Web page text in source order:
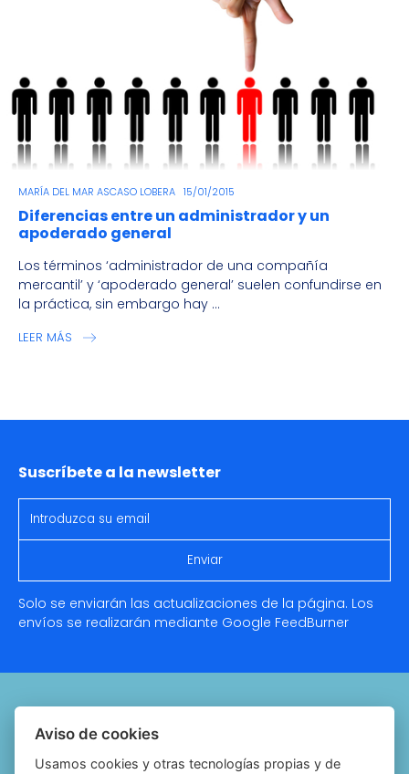
MARÍA DEL MAR ASCASO LOBERA 15/01/2015
Diferencias entre un administrador y un
apoderado general
Los términos ‘administrador de una compañía
mercantil’ y ‘apoderado general’ suelen confundirse en
la práctica, sin embargo hay ...
LEER MÁS
Suscríbete a la newsletter
Solo se enviarán las actualizaciones de la página. Los
envíos se realizarán mediante Google FeedBurner
Aviso de cookies
Usamos cookies y otras tecnologías propias y de